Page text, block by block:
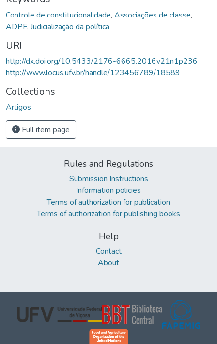
Controle de constitucionalidade, Associações de classe,
ADPF, Judicialização da política
URI
http://dx.doi.org/10.5433/2176-6665.2016v21n1p236
http://www.locus.ufv.br/handle/123456789/18589
Collections
Artigos
Full item page
Rules and Regulations
Submission Instructions
Information policies
Terms of authorization for publication
Terms of authorization for publishing books
Help
Contact
About